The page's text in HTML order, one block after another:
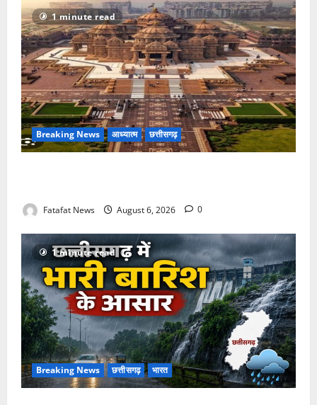
1 minute read
Breaking News आध्यात्म छत्तीसगढ़
Fatafat News August 6, 2026 0
1 minute read
Breaking News छत्तीसगढ़ भारत